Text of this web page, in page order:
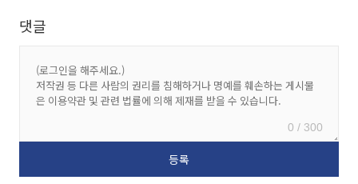
댓글
0 / 300